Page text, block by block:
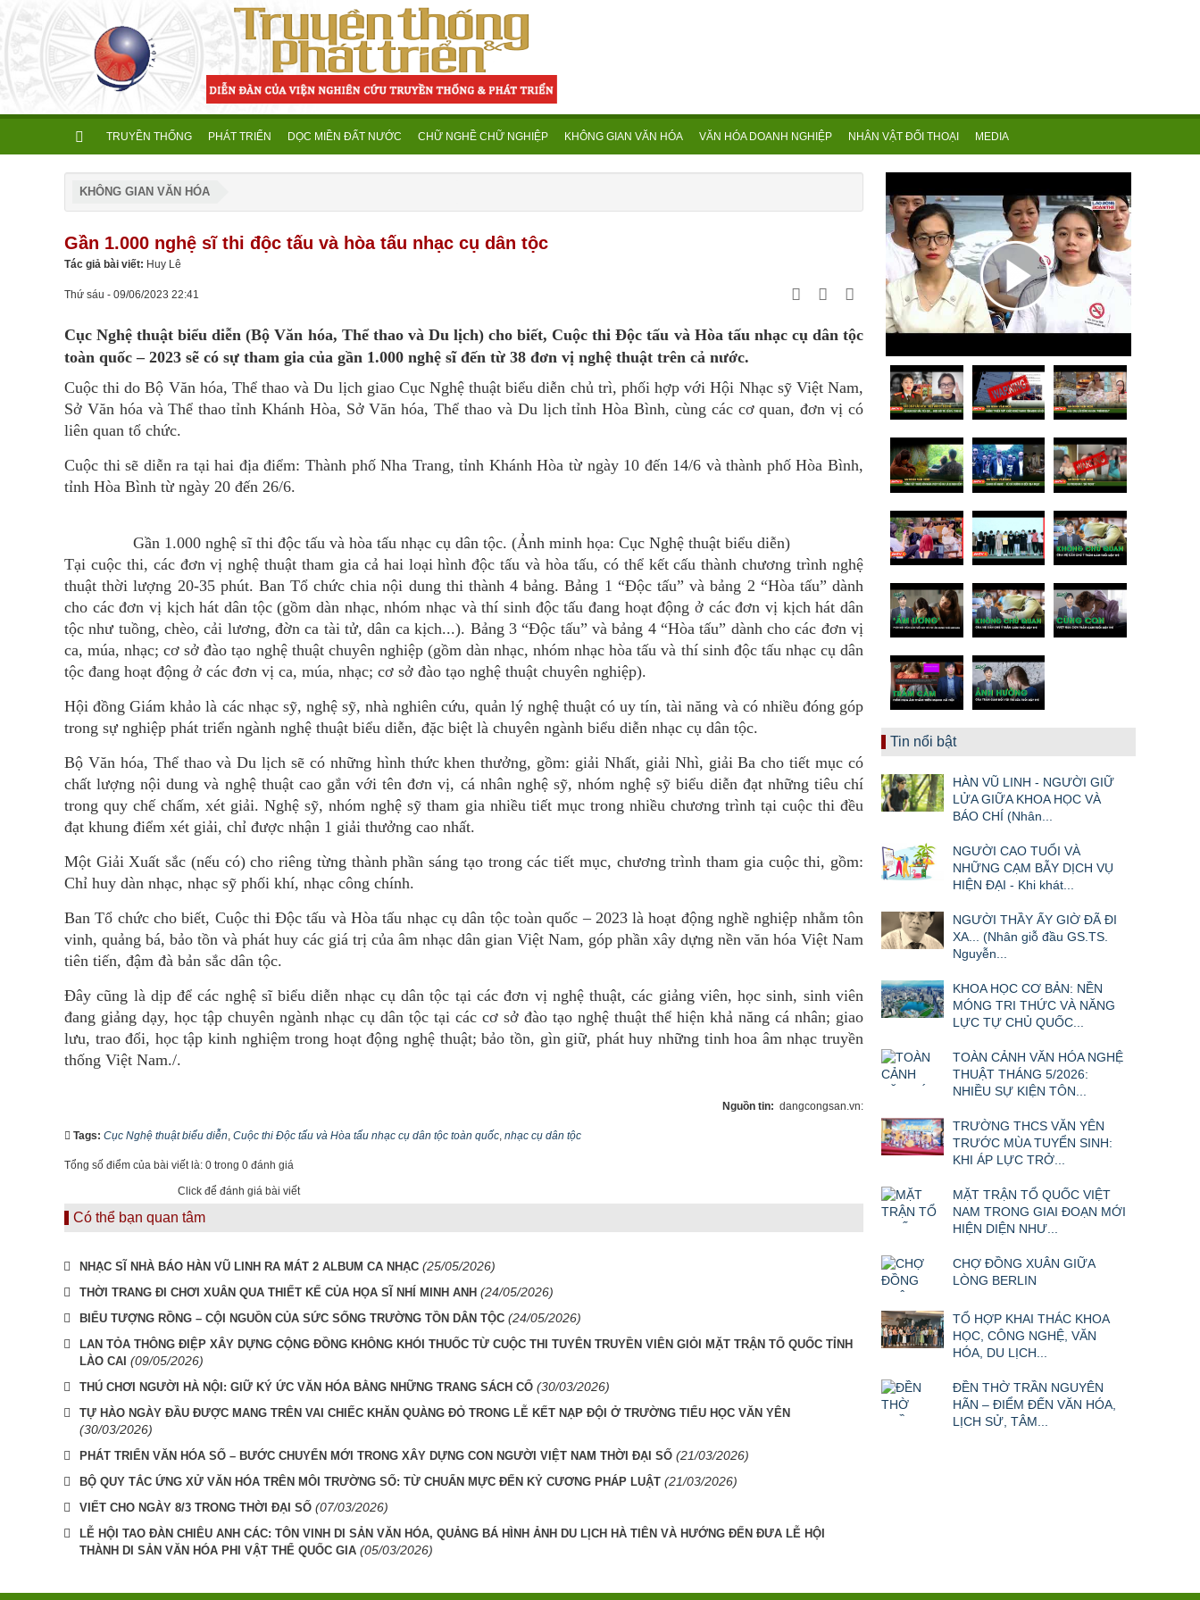
TRUYỀN THỐNG PHÁT TRIỂN DỌC MIỀN ĐẤT NƯỚC CHỮ NGHỀ CHỮ NGHIỆP KHÔNG GIAN VĂN HÓA VĂN HÓA DOANH NGHIỆP NHÂN VẬT ĐỐI THOẠI MEDIA
KHÔNG GIAN VĂN HÓA
Gần 1.000 nghệ sĩ thi độc tấu và hòa tấu nhạc cụ dân tộc
Tác giả bài viết: Huy Lê
Thứ sáu - 09/06/2023 22:41
Cục Nghệ thuật biểu diễn (Bộ Văn hóa, Thể thao và Du lịch) cho biết, Cuộc thi Độc tấu và Hòa tấu nhạc cụ dân tộc
toàn quốc – 2023 sẽ có sự tham gia của gần 1.000 nghệ sĩ đến từ 38 đơn vị nghệ thuật trên cả nước.
Cuộc thi do Bộ Văn hóa, Thể thao và Du lịch giao Cục Nghệ thuật biểu diễn chủ trì, phối hợp với Hội Nhạc sỹ Việt Nam,
Sở Văn hóa và Thể thao tỉnh Khánh Hòa, Sở Văn hóa, Thể thao và Du lịch tỉnh Hòa Bình, cùng các cơ quan, đơn vị có
liên quan tổ chức.
Cuộc thi sẽ diễn ra tại hai địa điểm: Thành phố Nha Trang, tỉnh Khánh Hòa từ ngày 10 đến 14/6 và thành phố Hòa Bình,
tỉnh Hòa Bình từ ngày 20 đến 26/6.
Gần 1.000 nghệ sĩ thi độc tấu và hòa tấu nhạc cụ dân tộc. (Ảnh minh họa: Cục Nghệ thuật biểu diễn)
Tại cuộc thi, các đơn vị nghệ thuật tham gia cả hai loại hình độc tấu và hòa tấu, có thể kết cấu thành chương trình nghệ
thuật thời lượng 20-35 phút. Ban Tổ chức chia nội dung thi thành 4 bảng. Bảng 1 “Độc tấu” và bảng 2 “Hòa tấu” dành
cho các đơn vị kịch hát dân tộc (gồm dàn nhạc, nhóm nhạc và thí sinh độc tấu đang hoạt động ở các đơn vị kịch hát dân
tộc như tuồng, chèo, cải lương, đờn ca tài tử, dân ca kịch...). Bảng 3 “Độc tấu” và bảng 4 “Hòa tấu” dành cho các đơn vị
ca, múa, nhạc; cơ sở đào tạo nghệ thuật chuyên nghiệp (gồm dàn nhạc, nhóm nhạc hòa tấu và thí sinh độc tấu nhạc cụ dân
tộc đang hoạt động ở các đơn vị ca, múa, nhạc; cơ sở đào tạo nghệ thuật chuyên nghiệp).
Hội đồng Giám khảo là các nhạc sỹ, nghệ sỹ, nhà nghiên cứu, quản lý nghệ thuật có uy tín, tài năng và có nhiều đóng góp
trong sự nghiệp phát triển ngành nghệ thuật biểu diễn, đặc biệt là chuyên ngành biểu diễn nhạc cụ dân tộc.
Bộ Văn hóa, Thể thao và Du lịch sẽ có những hình thức khen thưởng, gồm: giải Nhất, giải Nhì, giải Ba cho tiết mục có
chất lượng nội dung và nghệ thuật cao gắn với tên đơn vị, cá nhân nghệ sỹ, nhóm nghệ sỹ biểu diễn đạt những tiêu chí
trong quy chế chấm, xét giải. Nghệ sỹ, nhóm nghệ sỹ tham gia nhiều tiết mục trong nhiều chương trình tại cuộc thi đều
đạt khung điểm xét giải, chỉ được nhận 1 giải thưởng cao nhất.
Một Giải Xuất sắc (nếu có) cho riêng từng thành phần sáng tạo trong các tiết mục, chương trình tham gia cuộc thi, gồm:
Chỉ huy dàn nhạc, nhạc sỹ phối khí, nhạc công chính.
Ban Tổ chức cho biết, Cuộc thi Độc tấu và Hòa tấu nhạc cụ dân tộc toàn quốc – 2023 là hoạt động nghề nghiệp nhằm tôn
vinh, quảng bá, bảo tồn và phát huy các giá trị của âm nhạc dân gian Việt Nam, góp phần xây dựng nền văn hóa Việt Nam
tiên tiến, đậm đà bản sắc dân tộc.
Đây cũng là dịp để các nghệ sĩ biểu diễn nhạc cụ dân tộc tại các đơn vị nghệ thuật, các giảng viên, học sinh, sinh viên
đang giảng dạy, học tập chuyên ngành nhạc cụ dân tộc tại các cơ sở đào tạo nghệ thuật thể hiện khả năng cá nhân; giao
lưu, trao đổi, học tập kinh nghiệm trong hoạt động nghệ thuật; bảo tồn, gìn giữ, phát huy những tinh hoa âm nhạc truyền
thống Việt Nam./.
Nguồn tin: dangcongsan.vn:
Tags: Cục Nghệ thuật biểu diễn, Cuộc thi Độc tấu và Hòa tấu nhạc cụ dân tộc toàn quốc, nhạc cụ dân tộc
Tổng số điểm của bài viết là: 0 trong 0 đánh giá
Click để đánh giá bài viết
Có thể bạn quan tâm
NHẠC SĨ NHÀ BÁO HÀN VŨ LINH RA MÁT 2 ALBUM CA NHẠC (25/05/2026)
THỜI TRANG ĐI CHƠI XUÂN QUA THIẾT KẾ CỦA HỌA SĨ NHÍ MINH ANH (24/05/2026)
BIỂU TƯỢNG RỒNG – CỘI NGUỒN CỦA SỨC SỐNG TRƯỜNG TỒN DÂN TỘC (24/05/2026)
LAN TỎA THÔNG ĐIỆP XÂY DỰNG CỘNG ĐỒNG KHÔNG KHÓI THUỐC TỪ CUỘC THI TUYÊN TRUYỀN VIÊN GIỎI MẶT TRẬN TỔ QUỐC TỈNH
LÀO CAI (09/05/2026)
THÚ CHƠI NGƯỜI HÀ NỘI: GIỮ KÝ ỨC VĂN HÓA BẰNG NHỮNG TRANG SÁCH CỔ (30/03/2026)
TỰ HÀO NGÀY ĐẦU ĐƯỢC MANG TRÊN VAI CHIẾC KHĂN QUÀNG ĐỎ TRONG LỄ KẾT NẠP ĐỘI Ở TRƯỜNG TIỂU HỌC VĂN YÊN
(30/03/2026)
PHÁT TRIỂN VĂN HÓA SỐ – BƯỚC CHUYỂN MỚI TRONG XÂY DỰNG CON NGƯỜI VIỆT NAM THỜI ĐẠI SỐ (21/03/2026)
BỘ QUY TẮC ỨNG XỬ VĂN HÓA TRÊN MÔI TRƯỜNG SỐ: TỪ CHUẨN MỰC ĐẾN KỶ CƯƠNG PHÁP LUẬT (21/03/2026)
VIẾT CHO NGÀY 8/3 TRONG THỜI ĐẠI SỐ (07/03/2026)
LỄ HỘI TAO ĐÀN CHIÊU ANH CÁC: TÔN VINH DI SẢN VĂN HÓA, QUẢNG BÁ HÌNH ẢNH DU LỊCH HÀ TIÊN VÀ HƯỚNG ĐẾN ĐƯA LỄ HỘI
THÀNH DI SẢN VĂN HÓA PHI VẬT THỂ QUỐC GIA (05/03/2026)
Tin nổi bật
HÀN VŨ LINH - NGƯỜI GIỮ
LỬA GIỮA KHOA HỌC VÀ
BÁO CHÍ (Nhân...
NGƯỜI CAO TUỔI VÀ
NHỮNG CẠM BẪY DỊCH VỤ
HIỆN ĐẠI - Khi khát...
NGƯỜI THẦY ẤY GIỜ ĐÃ ĐI
XA... (Nhân giỗ đầu GS.TS.
Nguyễn...
KHOA HỌC CƠ BẢN: NỀN
MÓNG TRI THỨC VÀ NĂNG
LỰC TỰ CHỦ QUỐC...
TOÀN CẢNH VĂN HÓA NGHỆ
THUẬT THÁNG 5/2026:
NHIỀU SỰ KIỆN TÔN...
TRƯỜNG THCS VĂN YÊN
TRƯỚC MÙA TUYỂN SINH:
KHI ÁP LỰC TRỞ...
MẶT TRẬN TỔ QUỐC VIỆT
NAM TRONG GIAI ĐOẠN MỚI
HIỆN DIỆN NHƯ...
CHỢ ĐỒNG XUÂN GIỮA
LÒNG BERLIN
TỔ HỢP KHAI THÁC KHOA
HỌC, CÔNG NGHỆ, VĂN
HÓA, DU LỊCH...
ĐỀN THỜ TRẦN NGUYÊN
HÃN – ĐIỂM ĐẾN VĂN HÓA,
LỊCH SỬ, TÂM...